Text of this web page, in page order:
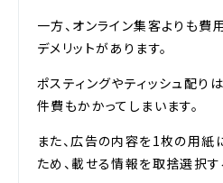
一方、オンライン集客よりも費
デメリットがあります。
ポスティングやティッシュ配り
件費もかかってしまいます。
また、広告の内容を1枚の用
ため、載せる情報を取捨選択す